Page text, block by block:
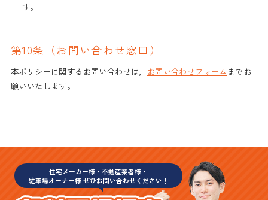
す。
第10条（お問い合わせ窓口）
本ポリシーに関するお問い合わせは， お問い合わせフォーム までお
願いいたします。
住宅メーカー様・不動産業者様・
駐車場オーナー様 ぜひお問い合わせください！